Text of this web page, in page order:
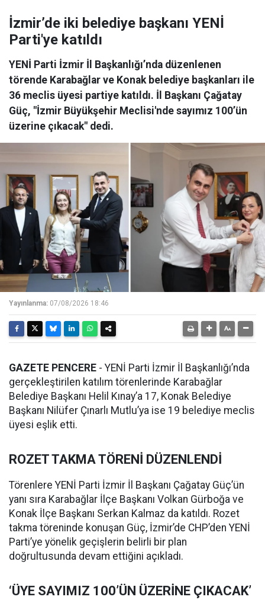
İzmir’de iki belediye başkanı YENİ
Parti'ye katıldı
YENİ Parti İzmir İl Başkanlığı’nda düzenlenen
törende Karabağlar ve Konak belediye başkanları ile
36 meclis üyesi partiye katıldı. İl Başkanı Çağatay
Güç, "İzmir Büyükşehir Meclisi'nde sayımız 100’ün
üzerine çıkacak" dedi.
Yayınlanma: 07/08/2026 18:46
GAZETE PENCERE - YENİ Parti İzmir İl Başkanlığı’nda
gerçekleştirilen katılım törenlerinde Karabağlar
Belediye Başkanı Helil Kınay’a 17, Konak Belediye
Başkanı Nilüfer Çınarlı Mutlu’ya ise 19 belediye meclis
üyesi eşlik etti.
ROZET TAKMA TÖRENİ DÜZENLENDİ
Törenlere YENİ Parti İzmir İl Başkanı Çağatay Güç’ün
yanı sıra Karabağlar İlçe Başkanı Volkan Gürboğa ve
Konak İlçe Başkanı Serkan Kalmaz da katıldı. Rozet
takma töreninde konuşan Güç, İzmir’de CHP’den YENİ
Parti’ye yönelik geçişlerin belirli bir plan
doğrultusunda devam ettiğini açıkladı.
‘ÜYE SAYIMIZ 100’ÜN ÜZERİNE ÇIKACAK’